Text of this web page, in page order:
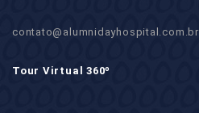
contato@alumnidayhospital.com.br
Tour Virtual 360º